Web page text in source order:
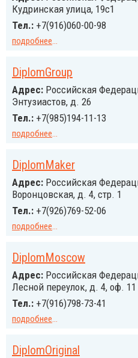
Кудринская улица, 19с1
Тел.: +7(916)060-00-98
подробнее...
DiplomGroup
Адрес: Российcкая
Энтузиастов, д. 26
Тел.: +7(985)194-11-13
подробнее...
DiplomMaker
Адрес: Российcкая
Воронцовская, д. 4, стр. 1
Тел.: +7(926)769-52-06
подробнее...
DiplomMoscow
Адрес: Российcкая
Лесной переулок, д. 4, оф. 11
Тел.: +7(916)798-73-41
подробнее...
DiplomOriginal